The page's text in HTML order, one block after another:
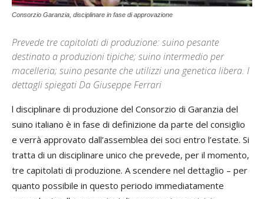
Consorzio Garanzia, disciplinare in fase di approvazione
Prevede tre capitolati di produzione: suino pesante
destinato a produzioni tipiche; suino intermedio per
macelleria; suino pesante che utilizzi una genetica libera. I
dettagli spiegati Da Giuseppe Ferrari
l disciplinare di produzione del Consorzio di Garanzia del
suino italiano è in fase di definizione da parte del consiglio
e verrà approvato dall’assemblea dei soci entro l’estate. Si
tratta di un disciplinare unico che prevede, per il momento,
tre capitolati di produzione. A scendere nel dettaglio – per
quanto possibile in questo periodo immediatamente